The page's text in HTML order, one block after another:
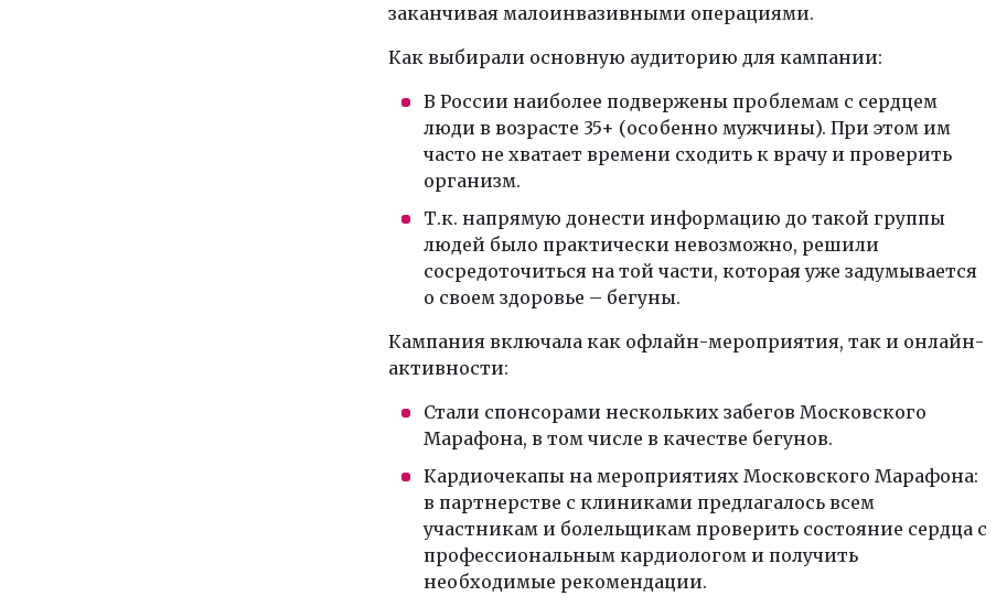
заканчивая малоинвазивными операциями.
Как выбирали основную аудиторию для кампании:
В России наиболее подвержены проблемам с сердцем
люди в возрасте 35+ (особенно мужчины). При этом им
часто не хватает времени сходить к врачу и проверить
организм.
Т.к. напрямую донести информацию до такой группы
людей было практически невозможно, решили
сосредоточиться на той части, которая уже задумывается
о своем здоровье – бегуны.
Кампания включала как офлайн-мероприятия, так и онлайн-
активности:
Стали спонсорами нескольких забегов Московского
Марафона, в том числе в качестве бегунов.
Кардиочекапы на мероприятиях Московского Марафона:
в партнерстве с клиниками предлагалось всем
участникам и болельщикам проверить состояние сердца с
профессиональным кардиологом и получить
необходимые рекомендации.